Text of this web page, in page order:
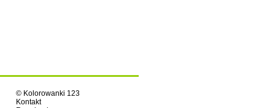
© Kolorowanki 123
Kontakt